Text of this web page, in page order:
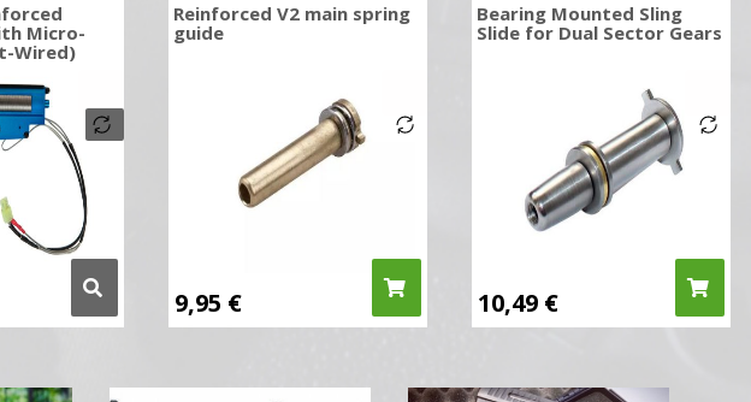
Micro-
Wired)
Reinforced V2 main spring
guide
9,95 €
Bearing Mounted Sling
Slide for Dual Sector Gears
10,49 €